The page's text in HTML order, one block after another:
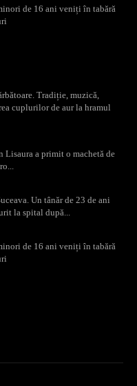
de 16 ani veniți în tabără
Tradiție, muzică,
cuplurilor de aur la hramul
Lisaura a primit o machetă de
Un tânăr de 23 de ani
la spital după...
de 16 ani veniți în tabără